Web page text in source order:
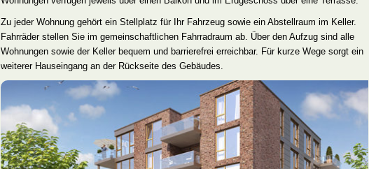
Zu jeder Wohnung gehört ein Stellplatz für Ihr Fahrzeug sowie ein Abstellraum im Keller.
Fahrräder stellen Sie im gemeinschaftlichen Fahrradraum ab. Über den Aufzug sind alle
Wohnungen sowie der Keller bequem und barrierefrei erreichbar. Für kurze Wege sorgt ein
weiterer Hauseingang an der Rückseite des Gebäudes.